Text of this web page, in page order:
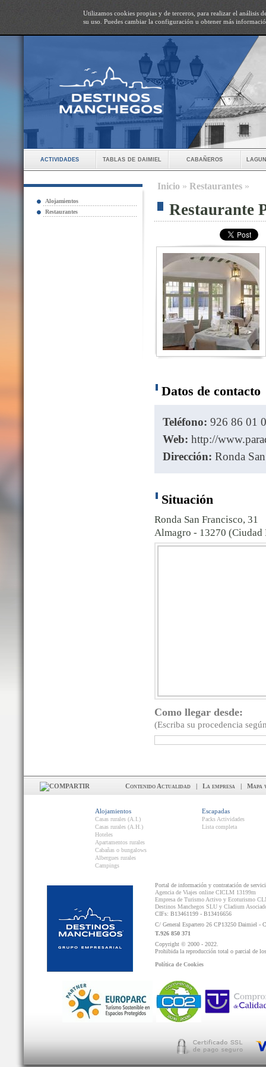
Utilizamos cookies propias y de terceros, para realizar el análisis
su uso. Puedes cambiar la configuración u obtener más
actividades tablas de daimiel cabañeros
Alojamientos
Restaurantes
Inicio » Restaurantes »
Restaurante
Datos de contacto
Teléfono: 926 86 01
Web: http://
Dirección: Ronda
Situación
Ronda San Francisco, 31
Almagro - 13270 (Ciudad
Como llegar desde:
(Escriba su procedencia
Contenido Actualidad | La empresa | Mapa
Alojamientos
Casas rurales (A.I.)
Casas rurales (A.H.)
Hoteles
Apartamentos rurales
Cabañas o bungalows
Albergues rurales
Campings
Escapadas
Packs Actividades
Lista completa
Portal de información y contratación de
Agencia de Viajes online CICLM 13199m
Empresa de Turismo Activo y Ecoturismo
Destinos Manchegos SLU y Cladium
CIFs: B13461199 - B13416656
C/ General Espartero 26 CP13250 Daimiel -
T.926 850 371
Copyright © 2000 - 2022.
Prohibida la reproducción total o parcial de
Política de Cookies